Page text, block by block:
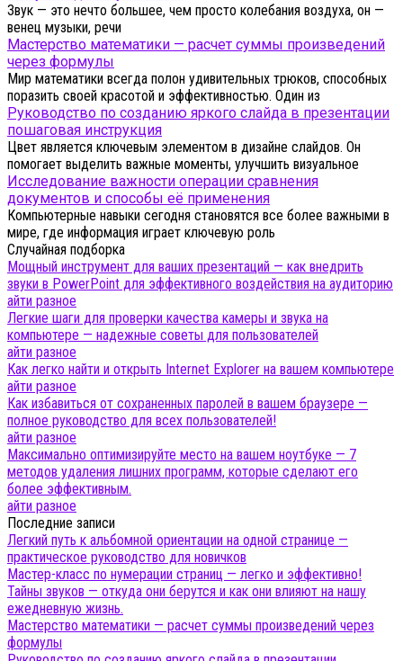
Звук — это нечто большее, чем просто колебания воздуха, он —
венец музыки, речи
Мастерство математики — расчет суммы произведений
через формулы
Мир математики всегда полон удивительных трюков, способных
поразить своей красотой и эффективностью. Один из
Руководство по созданию яркого слайда в презентации
пошаговая инструкция
Цвет является ключевым элементом в дизайне слайдов. Он
помогает выделить важные моменты, улучшить визуальное
Исследование важности операции сравнения
документов и способы её применения
Компьютерные навыки сегодня становятся все более важными в
мире, где информация играет ключевую роль
Случайная подборка
Мощный инструмент для ваших презентаций — как внедрить
звуки в PowerPoint для эффективного воздействия на аудиторию
айти разное
Легкие шаги для проверки качества камеры и звука на
компьютере — надежные советы для пользователей
айти разное
Как легко найти и открыть Internet Explorer на вашем компьютере
айти разное
Как избавиться от сохраненных паролей в вашем браузере —
полное руководство для всех пользователей!
айти разное
Максимально оптимизируйте место на вашем ноутбуке — 7
методов удаления лишних программ, которые сделают его
более эффективным.
айти разное
Последние записи
Легкий путь к альбомной ориентации на одной странице —
практическое руководство для новичков
Мастер-класс по нумерации страниц — легко и эффективно!
Тайны звуков — откуда они берутся и как они влияют на нашу
ежедневную жизнь.
Мастерство математики — расчет суммы произведений через
формулы